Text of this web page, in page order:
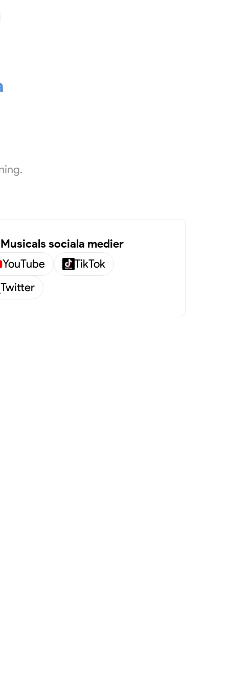
sociala medier
YouTube
TikTok
Twitter